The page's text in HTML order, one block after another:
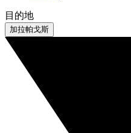
目的地
加拉帕戈斯